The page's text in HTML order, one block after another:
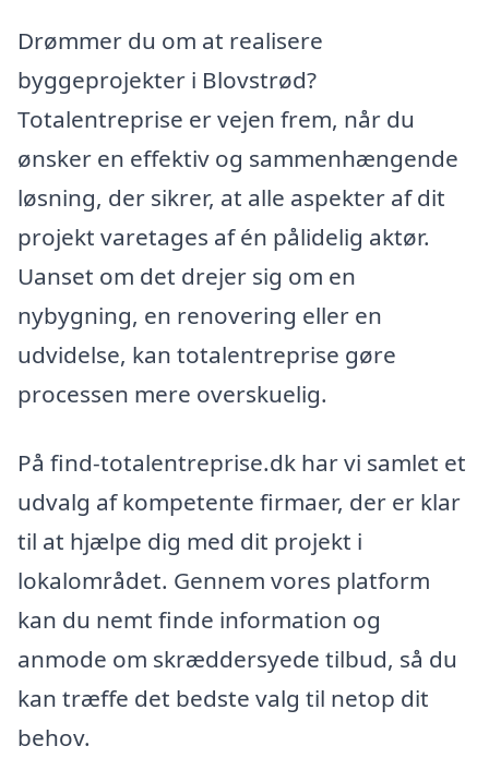
Drømmer du om at realisere
byggeprojekter i Blovstrød?
Totalentreprise er vejen frem, når du
ønsker en effektiv og sammenhængende
løsning, der sikrer, at alle aspekter af dit
projekt varetages af én pålidelig aktør.
Uanset om det drejer sig om en
nybygning, en renovering eller en
udvidelse, kan totalentreprise gøre
processen mere overskuelig.
På find-totalentreprise.dk har vi samlet et
udvalg af kompetente firmaer, der er klar
til at hjælpe dig med dit projekt i
lokalområdet. Gennem vores platform
kan du nemt finde information og
anmode om skræddersyede tilbud, så du
kan træffe det bedste valg til netop dit
behov.